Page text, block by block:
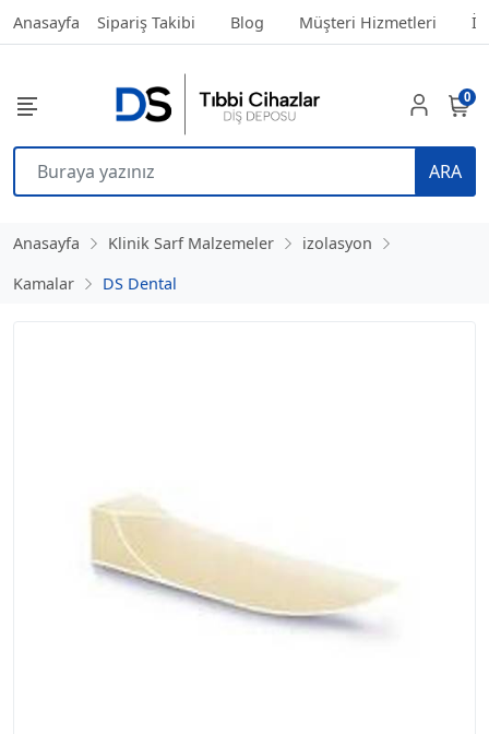
Anasayfa Sipariş Takibi Blog Müşteri Hizmetleri
ARA
0
Anasayfa Klinik Sarf Malzemeler
izolasyon
Kamalar
DS Dental